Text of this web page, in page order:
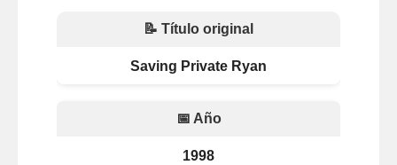
📝 Título original
Saving Private Ryan
📅 Año
1998